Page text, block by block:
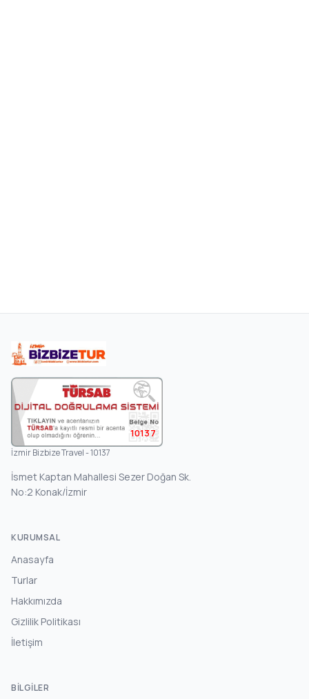
10137
İzmir Bizbize Travel - 10137
İsmet Kaptan Mahallesi Sezer Doğan Sk.
No:2 Konak/İzmir
KURUMSAL
Anasayfa
Turlar
Hakkımızda
Gizlilik Politikası
İletişim
BILGILER